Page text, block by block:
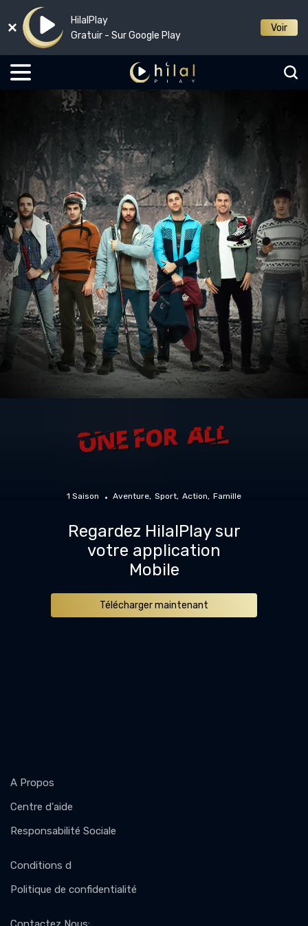
HilalPlay
Gratuir - Sur Google Play
Voir
1 Saison Aventure Sport Action Famille
Regardez HilalPlay sur
votre application
Mobile
Télécharger maintenant
A Propos
Centre d'aide
Responsabilité Sociale
Conditions d
Politique de confidentialité